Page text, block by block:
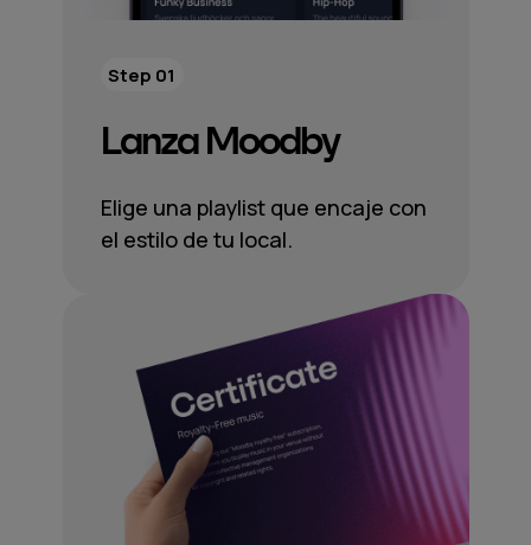
Lanza Moodby
Elige una playlist que encaje con
el estilo de tu local.
Step 01